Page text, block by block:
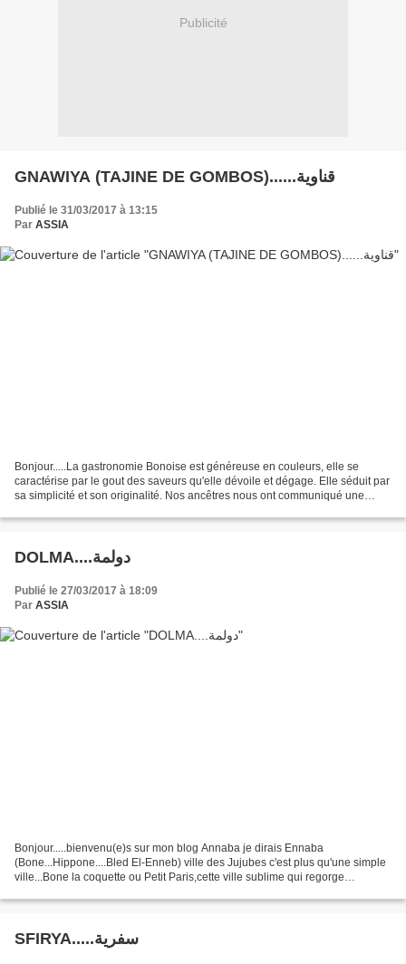
Publicité
GNAWIYA (TAJINE DE GOMBOS)......قناوية
Publié le 31/03/2017 à 13:15
Par ASSIA
Bonjour.....La gastronomie Bonoise est généreuse en couleurs, elle se
caractérise par le gout des saveurs qu'elle dévoile et dégage. Elle séduit par
sa simplicité et son originalité. Nos ancêtres nous ont communiqué une
DOLMA....دولمة
Publié le 27/03/2017 à 18:09
Par ASSIA
Bonjour.....bienvenu(e)s sur mon blog Annaba je dirais Ennaba
(Bone...Hippone....Bled El-Enneb) ville des Jujubes c'est plus qu'une simple
ville...Bone la coquette ou Petit Paris,cette ville sublime qui regorge
SFIRYA.....سفرية